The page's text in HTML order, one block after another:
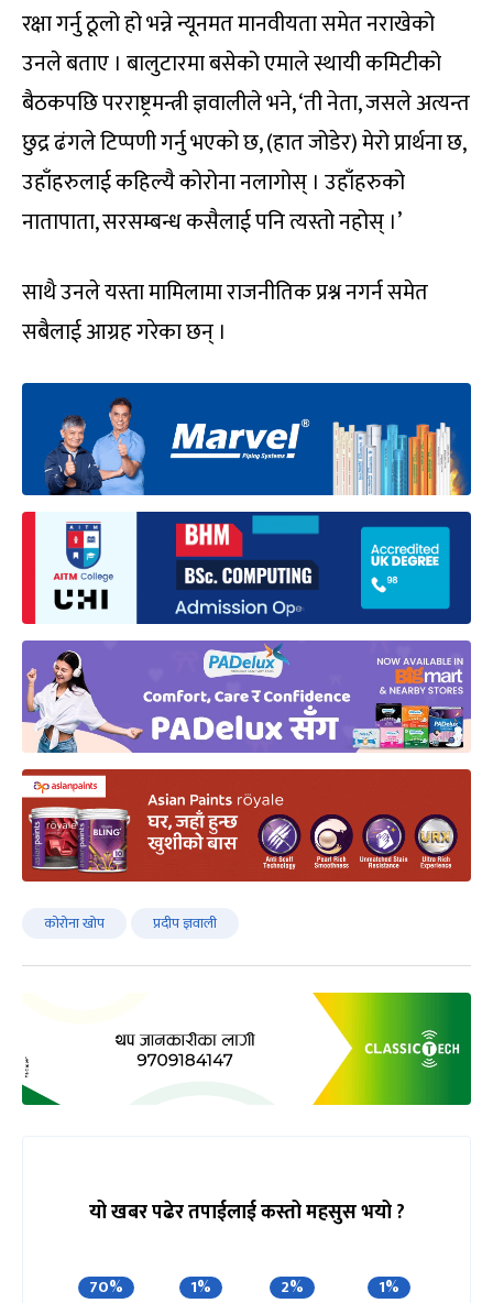
रक्षा गर्नु ठूलो हो भन्ने न्यूनमत मानवीयता समेत नराखेको
उनले बताए । बालुटारमा बसेको एमाले स्थायी कमिटीको
बैठकपछि परराष्ट्रमन्त्री ज्ञवालीले भने, ‘ती नेता, जसले अत्यन्त
छुद्र ढंगले टिप्पणी गर्नु भएको छ, (हात जोडेर) मेरो प्रार्थना छ,
उहाँहरुलाई कहिल्यै कोरोना नलागोस् । उहाँहरुको
नातापाता, सरसम्बन्ध कसैलाई पनि त्यस्तो नहोस् ।’
साथै उनले यस्ता मामिलामा राजनीतिक प्रश्न नगर्न समेत
सबैलाई आग्रह गरेका छन् ।
कोरोना खोप प्रदीप ज्ञवाली
यो खबर पढेर तपाईलाई कस्तो महसुस भयो ?
70% 1% 2% 1%